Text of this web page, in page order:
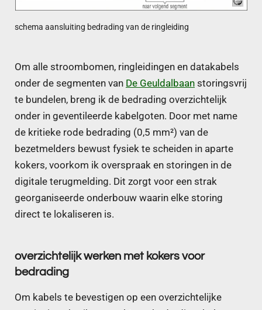
schema aansluiting bedrading van de ringleiding
Om alle stroombomen, ringleidingen en datakabels
onder de segmenten van De Geuldalbaan storingsvrij
te bundelen, breng ik de bedrading overzichtelijk
onder in geventileerde kabelgoten. Door met name
de kritieke rode bedrading (0,5 mm²) van de
bezetmelders bewust fysiek te scheiden in aparte
kokers, voorkom ik overspraak en storingen in de
digitale terugmelding. Dit zorgt voor een strak
georganiseerde onderbouw waarin elke storing
direct te lokaliseren is.
overzichtelijk werken met kokers voor
bedrading
Om kabels te bevestigen op een overzichtelijke